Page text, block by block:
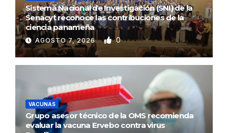
Sistema Nacional de Investigación (SNI) de la
Senacyt reconoce las contribuciones de la
ciencia panameña
AGOSTO 7, 2026 0
VACUNAS
Grupo asesor técnico de la OMS recomienda
evaluar la vacuna Ervebo contra virus